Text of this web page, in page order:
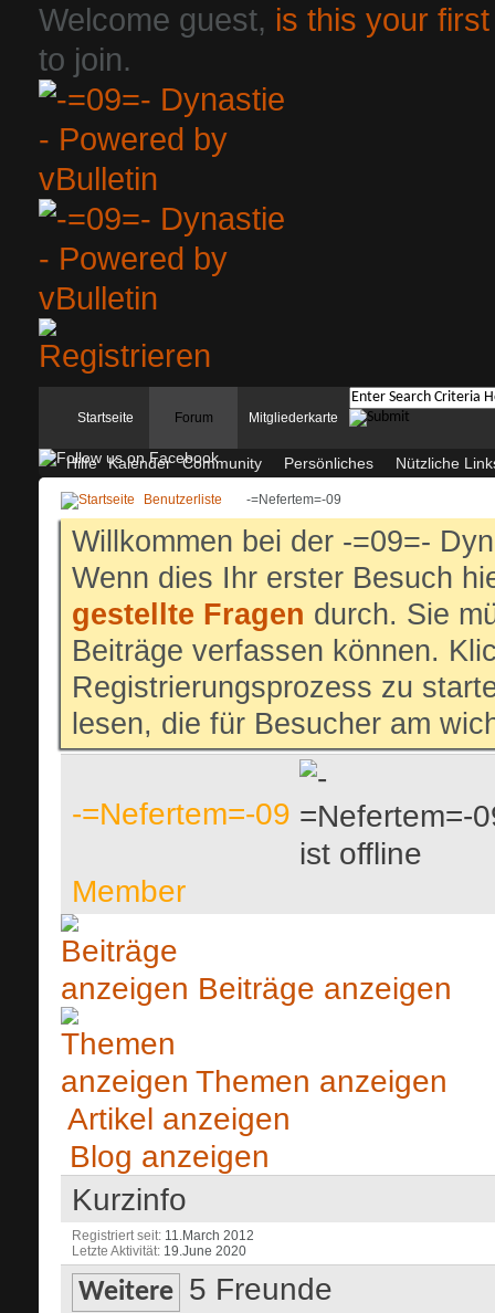
Welcome guest, is this your
to join.
Startseite Forum
Hilfe Kalender Community Persönliches Nützliche
Mitgliederkarte
Benutzerliste -=Nefertem=-09
Willkommen bei der -=09=-
Wenn dies Ihr erster Besuch
gestellte Fragen durch. Sie
Beiträge verfassen können.
Registrierungsprozess zu
lesen, die für Besucher am
-=Nefertem=-09
Member
Beiträge anzeigen
Themen anzeigen
Artikel anzeigen
Blog anzeigen
Kurzinfo
Registriert seit 11.March 2012
Letzte Aktivität 19.June 2020
Weitere 5 Freunde